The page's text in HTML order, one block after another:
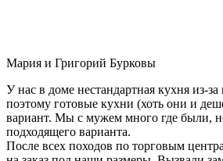
Мария и Григорий Бурковы
У нас в доме нестандартная кухня из-
поэтому готовые кухни (хоть они и
вариант. Мы с мужем много где были,
подходящего варианта.
После всех походов по торговым